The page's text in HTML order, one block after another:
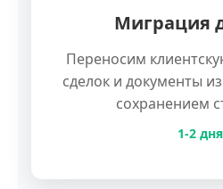
Миграция
Переносим
сделок и документы
сохранением
1-2 дня